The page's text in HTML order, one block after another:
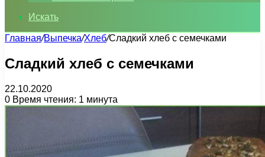
Искать
Главная/Выпечка/Хлеб/Сладкий хлеб с семечками
Сладкий хлеб с семечками
22.10.2020
0 Время чтения: 1 минута